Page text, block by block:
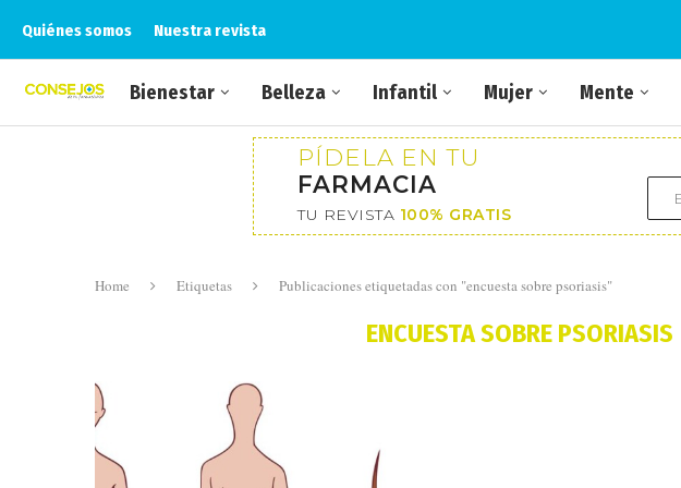
Quiénes somos Nuestra revista
Bienestar Belleza Infantil Mujer Mente
PÍDELA EN TU
FARMACIA
TU REVISTA 100% GRATIS
Home Etiquetas Publicaciones etiquetadas con "encuesta sobre psoriasis"
ENCUESTA SOBRE PSORIASIS